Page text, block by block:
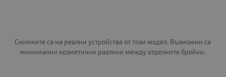
Снимките са на реални устройства от този модел. Възможни са
минимални козметични разлики между отделните бройки.